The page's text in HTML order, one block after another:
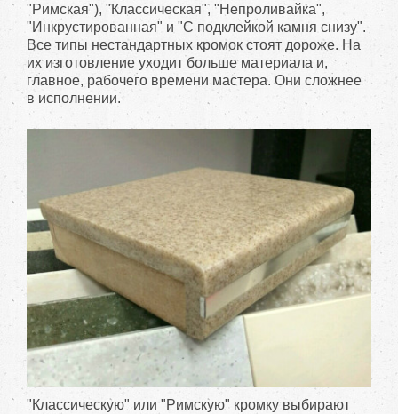
"Римская"), "Классическая", "Непроливайка",
"Инкрустированная" и "С подклейкой камня снизу".
Все типы нестандартных кромок стоят дороже. На
их изготовление уходит больше материала и,
главное, рабочего времени мастера. Они сложнее
в исполнении.
"Классическую" или "Римскую" кромку выбирают